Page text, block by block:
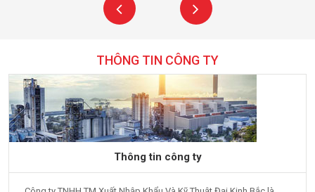
THÔNG TIN CÔNG TY
Thông tin công ty